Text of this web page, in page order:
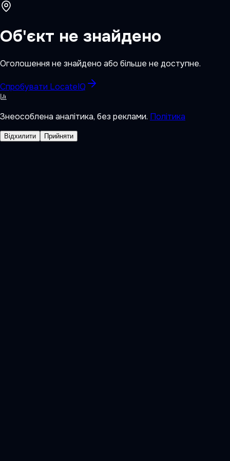
Об'єкт не знайдено
Оголошення не знайдено або більше не доступне.
Спробувати LocateIQ
Знеособлена аналітика, без реклами. Політика
Відхилити Прийняти